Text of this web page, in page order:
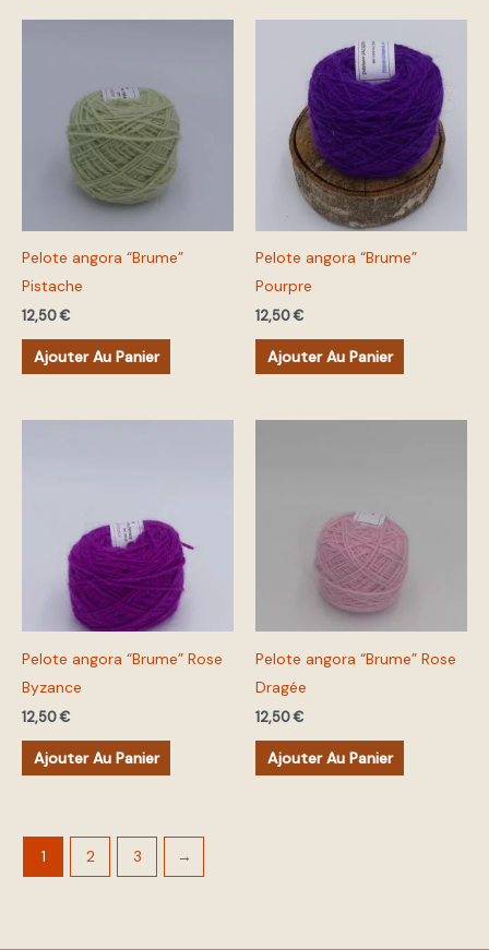
Pelote angora “Brume”
Pistache
12,50€
Ajouter Au Panier
Pelote angora “Brume”
Pourpre
12,50€
Ajouter Au Panier
Pelote angora “Brume” Rose
Byzance
12,50€
Ajouter Au Panier
Pelote angora “Brume” Rose
Dragée
12,50€
Ajouter Au Panier
1 2 3 →